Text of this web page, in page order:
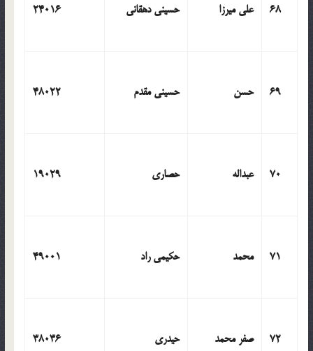
68 علی میرزا حسینی دهقانی 24016
69 حسن حسینی مقدم 48022
70 عبداله حصاری 19029
71 محمد حکیمی راد 49001
72 صفر محمد حیدری 38036